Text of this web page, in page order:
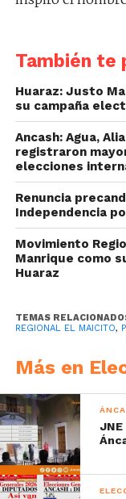
También te
Huaraz: Justo
su campaña
Ancash: Agua,
registraron
elecciones
Renuncia
Independencia
Movimiento
Manrique como
Huaraz
TEMAS
REGIONAL EL MAICITO,
Más en